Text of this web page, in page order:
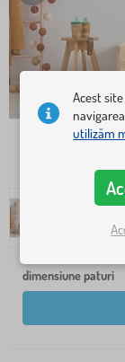
dimensiune paturi
Acest
utilizăm